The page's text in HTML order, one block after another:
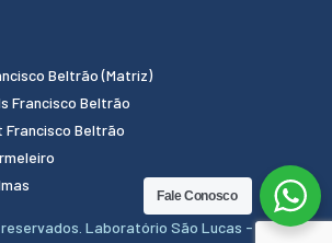
Beltrão (Matriz)
Francisco Beltrão
Francisco Beltrão
Laboratório São Lucas - 2024.
Fale Conosco